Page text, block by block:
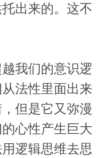
出来的。这不
我们的意识逻
法性里面出来
但是它又弥漫
心性产生巨大
逻辑思维去思